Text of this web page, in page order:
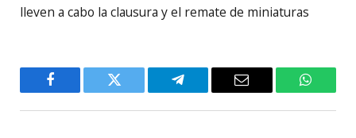
lleven a cabo la clausura y el remate de miniaturas
Facebook Twitter Telegram Email